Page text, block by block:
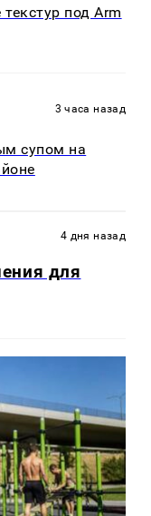
под Arm
3 часа назад
супом на
4 дня назад
для